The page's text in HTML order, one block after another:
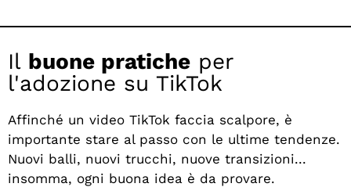
Il buone pratiche per
l'adozione su TikTok
Affinché un video TikTok faccia scalpore, è
importante stare al passo con le ultime tendenze.
Nuovi balli, nuovi trucchi, nuove transizioni...
insomma, ogni buona idea è da provare.